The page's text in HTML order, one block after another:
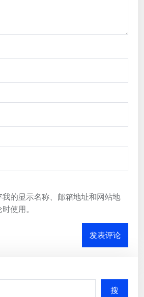
的显示名称、邮箱地址和网站地
使用。
搜